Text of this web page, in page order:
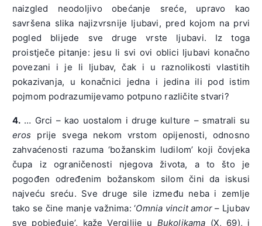
naizgled neodoljivo obećanje sreće, upravo kao
savršena slika najizvrsnije ljubavi, pred kojom na prvi
pogled blijede sve druge vrste ljubavi. Iz toga
proistječe pitanje: jesu li svi ovi oblici ljubavi konačno
povezani i je li ljubav, čak i u raznolikosti vlastitih
pokazivanja, u konačnici jedna i jedina ili pod istim
pojmom podrazumijevamo potpuno različite stvari?
4. … Grci – kao uostalom i druge kulture – smatrali su
eros prije svega nekom vrstom opijenosti, odnosno
zahvaćenosti razuma ‘božanskim ludilom’ koji čovjeka
čupa iz ograničenosti njegova života, a to što je
pogođen određenim božanskom silom čini da iskusi
najveću sreću. Sve druge sile između neba i zemlje
tako se čine manje važnima: ‘Omnia vincit amor – Ljubav
sve pobjeđuje’, kaže Vergilije u Bukolikama (X, 69), i